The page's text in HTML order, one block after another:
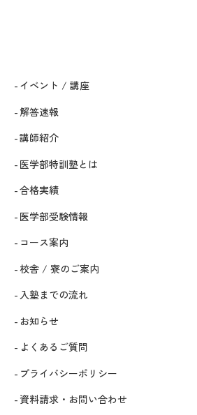
イベント / 講座
解答速報
講師紹介
医学部特訓塾とは
合格実績
医学部受験情報
コース案内
校舎 / 寮のご案内
入塾までの流れ
お知らせ
よくあるご質問
プライバシーポリシー
資料請求・お問い合わせ